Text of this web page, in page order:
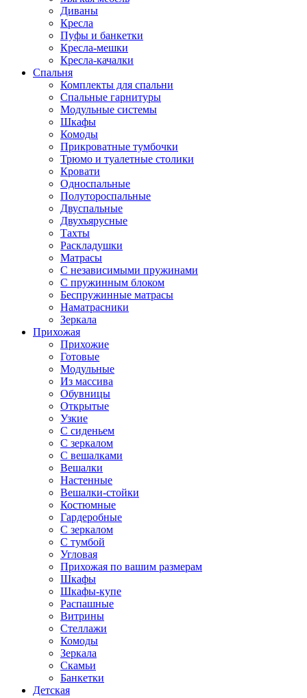
Диваны
Кресла
Пуфы и банкетки
Кресла-мешки
Кресла-качалки
Спальня
Комплекты для спальни
Спальные гарнитуры
Модульные системы
Шкафы
Комоды
Прикроватные тумбочки
Трюмо и туалетные столики
Кровати
Односпальные
Полутороспальные
Двуспальные
Двухъярусные
Тахты
Раскладушки
Матрасы
С независимыми пружинами
С пружинным блоком
Беспружинные матрасы
Наматрасники
Зеркала
Прихожая
Прихожие
Готовые
Модульные
Из массива
Обувницы
Открытые
Узкие
С сиденьем
С зеркалом
С вешалками
Вешалки
Настенные
Вешалки-стойки
Костюмные
Гардеробные
С зеркалом
С тумбой
Угловая
Прихожая по вашим размерам
Шкафы
Шкафы-купе
Распашные
Витрины
Стеллажи
Комоды
Зеркала
Скамьи
Банкетки
Детская